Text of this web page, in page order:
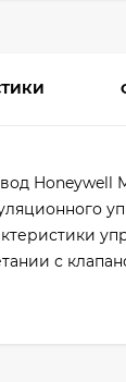
Honeywell
с